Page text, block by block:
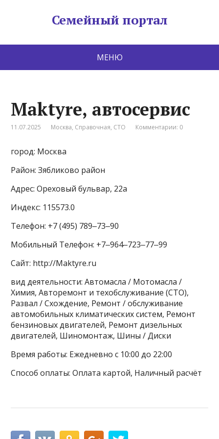
Семейный портал
МЕНЮ
Maktyre, автосервис
11.07.2025 Москва, Справочная, СТО Комментарии: 0
город: Москва
Район: Зябликово район
Адрес: Ореховый бульвар, 22а
Индекс: 115573.0
Телефон: +7 (495) 789‒73‒90
Мобильный Телефон: +7‒964‒723‒77‒99
Сайт: http://Maktyre.ru
вид деятельности: Автомасла / Мотомасла /
Химия, Авторемонт и техобслуживание (СТО),
Развал / Схождение, Ремонт / обслуживание
автомобильных климатических систем, Ремонт
бензиновых двигателей, Ремонт дизельных
двигателей, Шиномонтаж, Шины / Диски
Время работы: Ежедневно с 10:00 до 22:00
Способ оплаты: Оплата картой, Наличный расчёт